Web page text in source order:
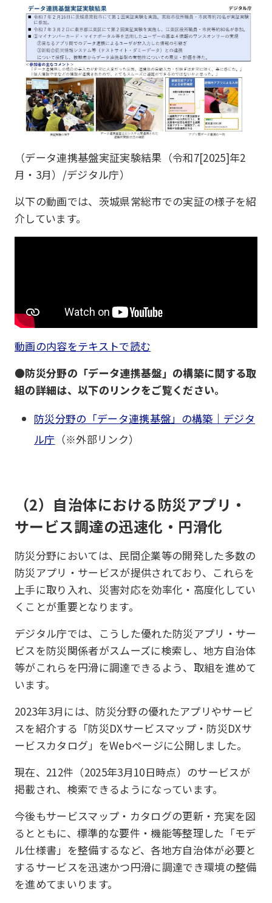
（データ連携基盤実証実験結果（令和7[2025]年2
月・3月）/デジタル庁）
以下の動画では、茨城県常総市での実証の様子を紹
介しています。
動画の内容をテキストで読む
●防災分野の「データ連携基盤」の構築に関する取
組の詳細は、以下のリンクをご覧ください。
防災分野の「データ連携基盤」の構築｜デジタ
ル庁 （※外部リンク）
（2）自治体における防災アプリ・
サービス調達の迅速化・円滑化
防災分野においては、民間企業等の開発した多数の
防災アプリ・サービスが提供されており、これらを
上手に取り入れ、災害対応を効率化・高度化してい
くことが重要となります。
デジタル庁では、こうした優れた防災アプリ・サー
ビスを防災関係者がスムーズに検索し、地方自治体
等がこれらを円滑に調達できるよう、取組を進めて
います。
2023年3月には、防災分野の優れたアプリやサービ
スを紹介する「防災DXサービスマップ・防災DXサ
ービスカタログ」をWebページに公開しました。
現在、212件（2025年3月10日時点）のサービスが
掲載され、検索できるようになっています。
今後もサービスマップ・カタログの更新・充実を図
るとともに、標準的な要件・機能等整理した「モデ
ル仕様書」を整備するなど、各地方自治体が必要と
するサービスを迅速かつ円滑に調達でき環境の整備
を進めてまいります。